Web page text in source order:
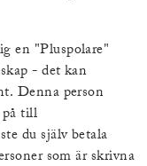
en "Pluspolare"
- det kan
Denna person
till
du själv betala
som är skrivna